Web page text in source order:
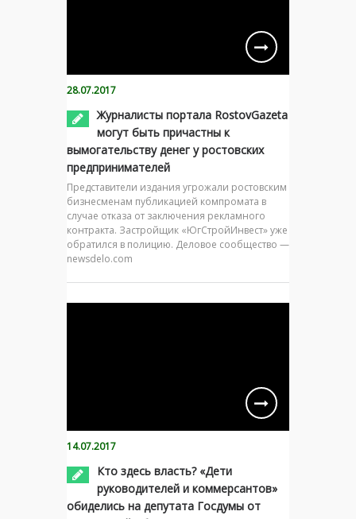
28.07.2017
Журналисты портала RostovGazeta
могут быть причастны к
вымогательству денег у ростовских
предпринимателей
Представители издания угрожали ростовским
бизнесменам публикацией компромата в
случае отказа от заключения рекламного
контракта. Застройщик «ЮгСтройИнвест» уже
обратился в полицию. Деловое сообщество —
newsdelo.com
14.07.2017
Кто здесь власть? «Дети
руководителей и коммерсантов»
обиделись на депутата Госдумы от